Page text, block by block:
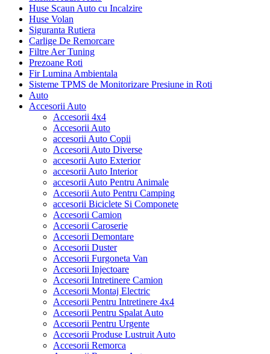
Huse Scaun Auto cu Incalzire
Huse Volan
Siguranta Rutiera
Carlige De Remorcare
Filtre Aer Tuning
Prezoane Roti
Fir Lumina Ambientala
Sisteme TPMS de Monitorizare Presiune in Roti
Auto
Accesorii Auto
Accesorii 4x4
Accesorii Auto
accesorii Auto Copii
Accesorii Auto Diverse
accesorii Auto Exterior
accesorii Auto Interior
accesorii Auto Pentru Animale
Accesorii Auto Pentru Camping
accesorii Biciclete Si Componete
Accesorii Camion
Accesorii Caroserie
Accesorii Demontare
Accesorii Duster
Accesorii Furgoneta Van
Accesorii Injectoare
Accesorii Intretinere Camion
Accesorii Montaj Electric
Accesorii Pentru Intretinere 4x4
Accesorii Pentru Spalat Auto
Accesorii Pentru Urgente
Accesorii Produse Lustruit Auto
Accesorii Remorca